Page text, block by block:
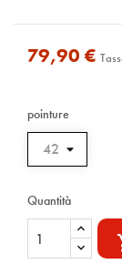
79,90 €
pointure
Quantità